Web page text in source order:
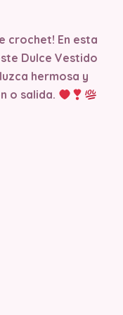
crochet! En esta
Dulce Vestido
hermosa y
o salida.